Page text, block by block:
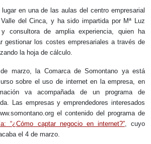
en una de las aulas del centro empresarial
del Cinca, y ha sido impartida por Mª Luz
y consultora de amplia experiencia, quien ha
gestionar los costes empresariales a través de
la hoja de cálculo.
marzo, la Comarca de Somontano ya está
sobre el uso de internet en la empresa, en
va acompañada de un programa de
Las empresas y emprendedores interesados
el contenido del programa de
“¿Cómo captar negocio en internet?”, cuyo
el 4 de marzo.